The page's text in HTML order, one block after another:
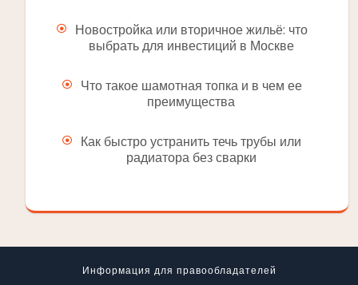
Новостройка или вторичное жильё: что
выбрать для инвестиций в Москве
Что такое шамотная топка и в чем ее
преимущества
Как быстро устранить течь трубы или
радиатора без сварки
Информация для правообладателей